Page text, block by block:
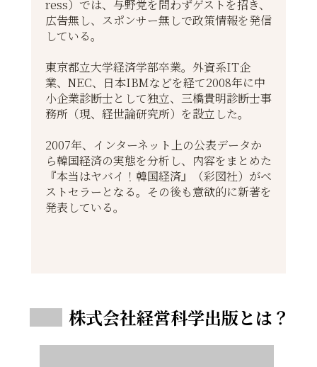
ress）では、与野党を問わずゲストを招き、
広告無し、スポンサー無しで政策情報を発信
している。
東京都立大学経済学部卒業。外資系IT企
業、NEC、日本IBMなどを経て2008年に中
小企業診断士として独立、三橋貴明診断士事
務所（現、経世論研究所）を設立した。
2007年、インターネット上の公表データか
ら韓国経済の実態を分析し、内容をまとめた
『本当はヤバイ！韓国経済』（彩図社）がベ
ストセラーとなる。その後も意欲的に新著を
発表している。
株式会社経営科学出版とは？